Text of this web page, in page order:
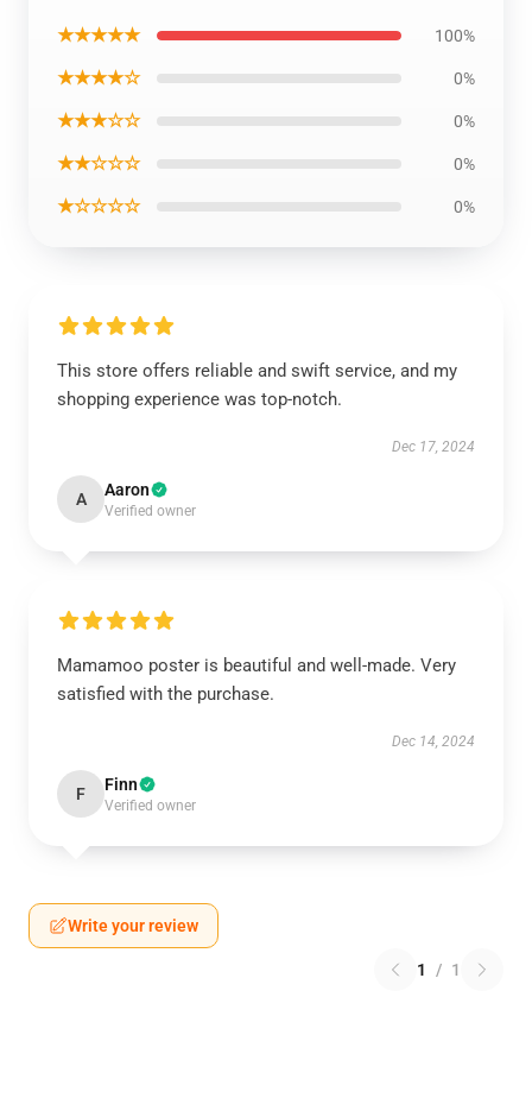
★★★★★ 100%
★★★★☆ 0%
★★★☆☆ 0%
★★☆☆☆ 0%
★☆☆☆☆ 0%
This store offers reliable and swift service, and my
shopping experience was top-notch.
Dec 17, 2024
A Aaron
Verified owner
Mamamoo poster is beautiful and well-made. Very
satisfied with the purchase.
Dec 14, 2024
F Finn
Verified owner
Write your review
1 / 1